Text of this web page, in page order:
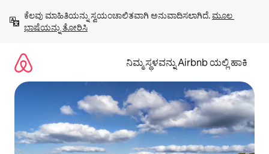
ಹೋಗಿ
ಕೆಲವು ಮಾಹಿತಿಯನ್ನು ಸ್ವಯಂಚಾಲಿತವಾಗಿ ಅನುವಾದಿಸಲಾಗಿದೆ. ಮೂಲ
ಭಾಷೆಯನ್ನು ತೋರಿಸಿ
ನಿಮ್ಮ ಸ್ಥಳವನ್ನು Airbnb ಯಲ್ಲಿ ಹಾಕಿ